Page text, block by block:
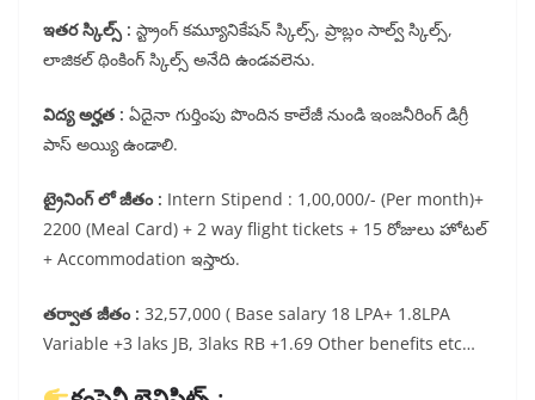
ఇతర స్కిల్స్ : స్ట్రాంగ్ కమ్యూనికేషన్ స్కిల్స్, ప్రాబ్లం సాల్వ్ స్కిల్స్,
లాజికల్ థింకింగ్ స్కిల్స్ అనేది ఉండవలెను.
విద్య అర్హత : ఏదైనా గుర్తింపు పొందిన కాలేజీ నుండి ఇంజనీరింగ్ డిగ్రీ
పాస్ అయ్యి ఉండాలి.
ట్రైనింగ్ లో జీతం : Intern Stipend : 1,00,000/- (Per month)+
2200 (Meal Card) + 2 way flight tickets + 15 రోజులు హోటల్
+ Accommodation ఇస్తారు.
తర్వాత జీతం : 32,57,000 ( Base salary 18 LPA+ 1.8LPA
Variable +3 laks JB, 3laks RB +1.69 Other benefits etc…